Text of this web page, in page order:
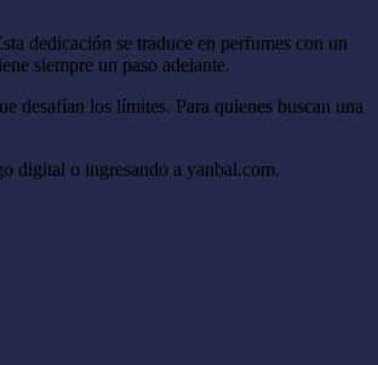
dedicación se traduce en perfumes con un
siempre un paso adelante.
desafían los límites. Para quienes buscan una
digital o ingresando a yanbal.com.